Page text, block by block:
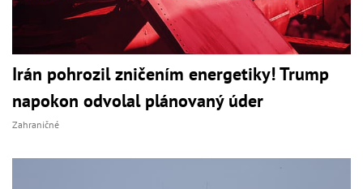
Irán pohrozil zničením energetiky! Trump
napokon odvolal plánovaný úder
Zahraničné